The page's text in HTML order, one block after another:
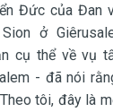
Đức của Đan
ở
cụ thể về vụ
- đã nói
tôi, đây là